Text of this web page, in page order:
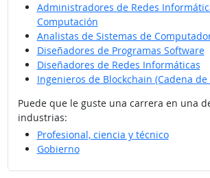
Administradores de Redes
Computación
Analistas de Sistemas de
Diseñadores de Programas Software
Diseñadores de Redes Informáticas
Ingenieros de Blockchain (Cadena de
Puede que le guste una carrera en una
industrias:
Profesional, ciencia y técnico
Gobierno